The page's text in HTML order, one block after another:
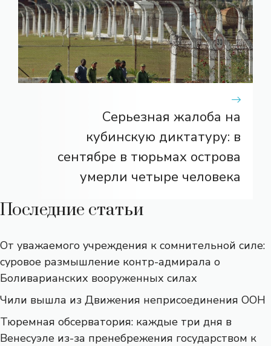
Серьезная жалоба на
кубинскую диктатуру: в
сентябре в тюрьмах острова
умерли четыре человека
Последние статьи
От уважаемого учреждения к сомнительной силе:
суровое размышление контр-адмирала о
Боливарианских вооруженных силах
Чили вышла из Движения неприсоединения ООН
Тюремная обсерватория: каждые три дня в
Венесуэле из-за пренебрежения государством к